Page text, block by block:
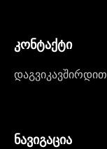
კონტაქტი
დაგვიკავშირდით
ნავიგაცია